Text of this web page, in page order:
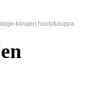
korujen huutokauppa